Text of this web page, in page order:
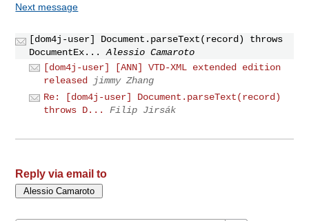
Next message
[dom4j-user] Document.parseText(record) throws
DocumentEx...
Alessio Camaroto
[dom4j-user] [ANN] VTD-XML extended edition
released
jimmy Zhang
Re: [dom4j-user] Document.parseText(record)
throws D...
Filip Jirsák
Reply via email to